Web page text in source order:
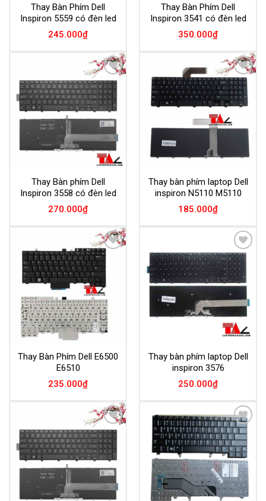
Thay Bàn Phím Dell
Inspiron 5559 có đèn led
245.000₫
Thay Bàn Phím Dell
Inspiron 3541 có đèn led
350.000₫
Add to
Wishlist
Thay Bàn phím Dell
Inspiron 3558 có đèn led
270.000₫
Add to
Wishlist
Thay bàn phím laptop Dell
inspiron N5110 M5110
185.000₫
Add to
Wishlist
Thay Bàn Phím Dell E6500
E6510
235.000₫
Add to
Wishlist
Thay bàn phím laptop Dell
inspiron 3576
250.000₫
Add to
Wishlist
Add to
Wishlist